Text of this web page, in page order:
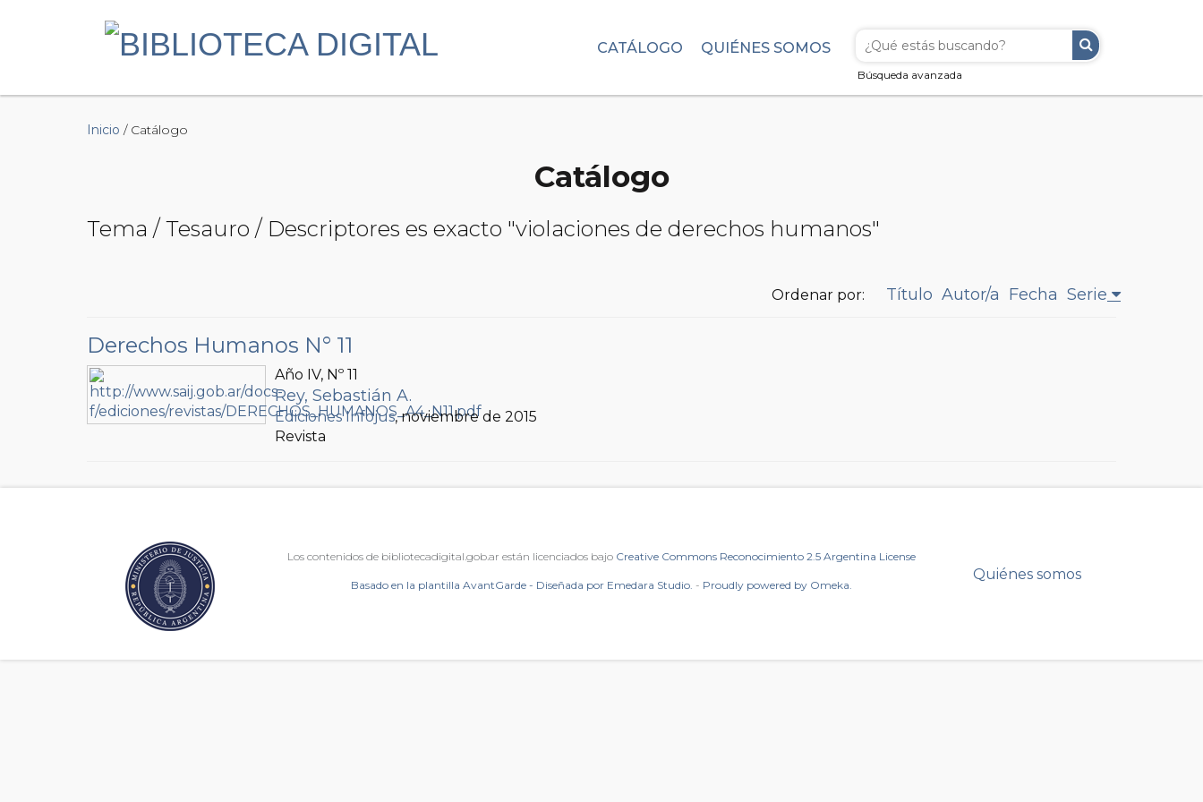
Búsqueda avanzada
CATÁLOGO QUIÉNES SOMOS
Inicio / Catálogo
Catálogo
Tema / Tesauro / Descriptores es exacto "violaciones de derechos humanos"
Ordenar por: Título Autor/a Fecha Serie
Derechos Humanos N° 11
Año IV, Nº 11
Rey, Sebastián A.
Ediciones Infojus, noviembre de 2015
Revista
Los contenidos de bibliotecadigital.gob.ar están licenciados bajo Creative Commons Reconocimiento 2.5 Argentina License
Basado en la plantilla AvantGarde - Diseñada por Emedara Studio. - Proudly powered by Omeka.
Quiénes somos